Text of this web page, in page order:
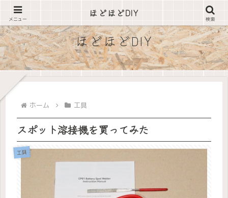
できそうな事は自分でやってみる
ほどほどDIY
ホーム 工具
スポット溶接機を買ってみた
工具
メニュー
ほどほどDIY
検索